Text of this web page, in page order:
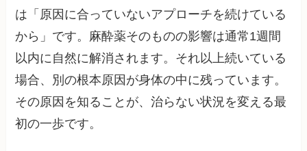
は「原因に合っていないアプローチを続けている
から」です。麻酔薬そのものの影響は通常1週間
以内に自然に解消されます。それ以上続いている
場合、別の根本原因が身体の中に残っています。
その原因を知ることが、治らない状況を変える最
初の一歩です。